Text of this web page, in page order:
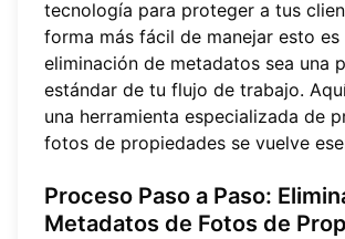
tecnología para proteger a tus
forma más fácil de manejar esto es
eliminación de metadatos sea una
estándar de tu flujo de trabajo.
una herramienta especializada de
fotos de propiedades se vuelve
Proceso Paso a Paso:
Metadatos de Fotos de